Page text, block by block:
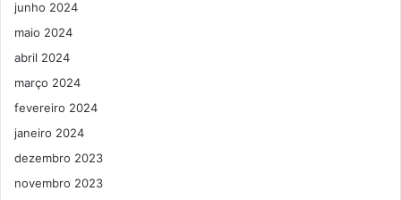
junho 2024
maio 2024
abril 2024
março 2024
fevereiro 2024
janeiro 2024
dezembro 2023
novembro 2023